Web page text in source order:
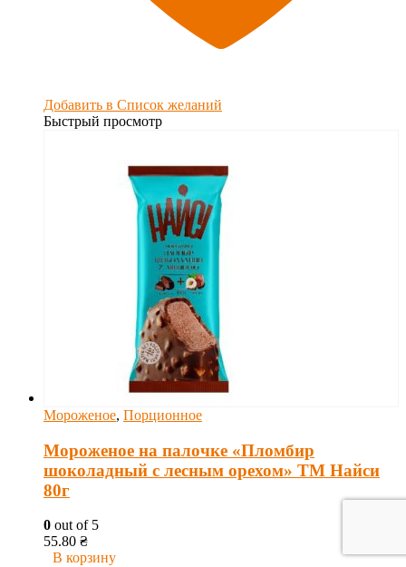
Добавить в Список желаний
Быстрый просмотр
Мороженое, Порционное
Мороженое на палочке «Пломбир
шоколадный с лесным орехом» ТМ Найси
80г
0 out of 5
55.80 ₴
В корзину